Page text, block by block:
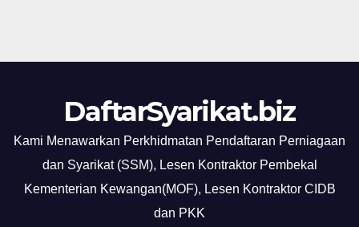
DaftarSyarikat.biz
Kami Menawarkan Perkhidmatan Pendaftaran Perniagaan
dan Syarikat (SSM), Lesen Kontraktor Pembekal
Kementerian Kewangan(MOF), Lesen Kontraktor CIDB
dan PKK